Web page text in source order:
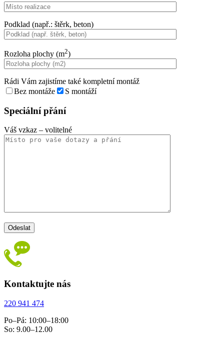
Podklad (např.: štěrk, beton)
Rozloha plochy (m2)
Rádi Vám zajistíme také kompletní montáž
Bez montáže
S montáží
Speciální přání
Váš vzkaz – volitelné
Kontaktujte nás
220 941 474
Po–Pá: 10:00–18:00
So: 9.00–12.00